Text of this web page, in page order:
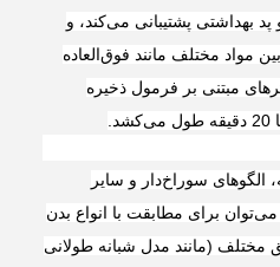
پد بهداشتی پشتیبانی می‌کند، و
مواد مختلف مانند فوق‌العاده
مبتنی بر فرمول ذخیره
سوراخ‌دار و سایر
برای مطابقت با انواع بدن
مختلف (مانند مدل شبانه طولانی